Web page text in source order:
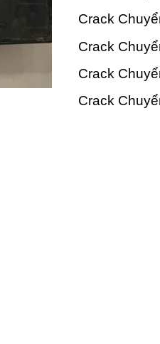
Crack
Crack
Crack
Crack